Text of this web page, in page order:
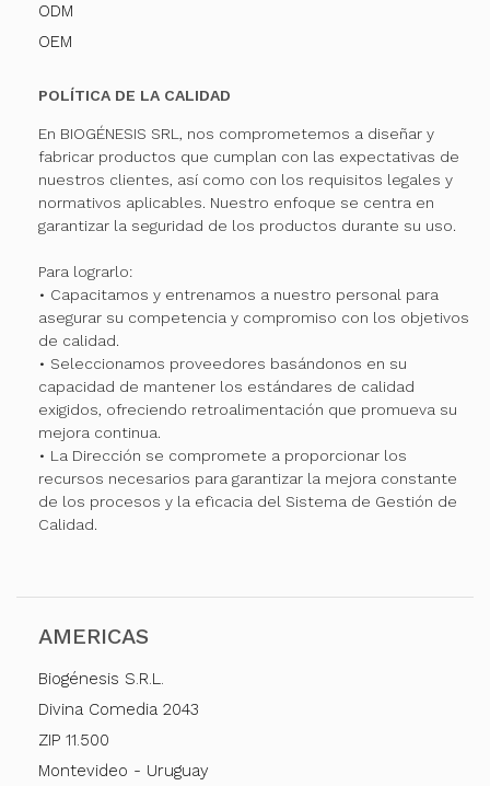
ODM
OEM
POLÍTICA DE LA CALIDAD
En BIOGÉNESIS SRL, nos comprometemos a diseñar y
fabricar productos que cumplan con las expectativas de
nuestros clientes, así como con los requisitos legales y
normativos aplicables. Nuestro enfoque se centra en
garantizar la seguridad de los productos durante su uso.
Para lograrlo:
• Capacitamos y entrenamos a nuestro personal para
asegurar su competencia y compromiso con los objetivos
de calidad.
• Seleccionamos proveedores basándonos en su
capacidad de mantener los estándares de calidad
exigidos, ofreciendo retroalimentación que promueva su
mejora continua.
• La Dirección se compromete a proporcionar los
recursos necesarios para garantizar la mejora constante
de los procesos y la eficacia del Sistema de Gestión de
Calidad.
AMERICAS
Biogénesis S.R.L.
Divina Comedia 2043
ZIP 11.500
Montevideo - Uruguay